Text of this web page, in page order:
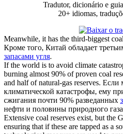
Tradutor, dicionário e
20+ idiomas,
Meanwhile, it has the third-biggest
Кроме того, Китай обладает
запасами угля.
If the world is to avoid climate
burning almost 90% of proven coal
and half of natural-gas reserves. Если
климатической катастрофы, ему
сжигания почти 90% разведанных
нефти и половины природного
Extensive coal reserves exist, but the
ensuring that if these are tapped as a